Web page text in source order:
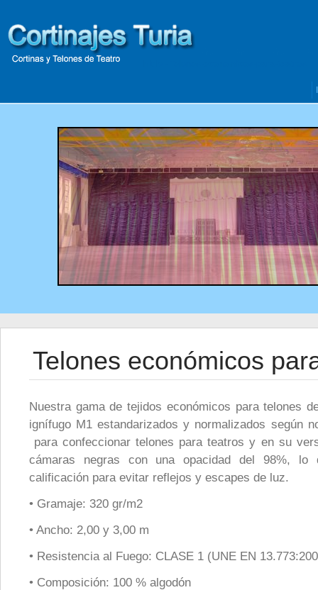
Telones económicos
Nuestra gama de tejidos económicos para telones
ignífugo M1 estandarizados y normalizados según
para confeccionar telones para teatros y en su
cámaras negras con una opacidad del 98%,
calificación para evitar reflejos y escapes de luz.
• Gramaje: 320 gr/m2
• Ancho: 2,00 y 3,00 m
• Resistencia al Fuego: CLASE 1 (UNE EN
• Composición: 100 % algodón